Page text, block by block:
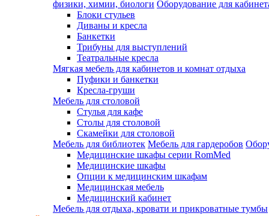
физики, химии, биологи Оборудование для
Блоки стульев
Диваны и кресла
Банкетки
Трибуны для выступлений
Театральные кресла
Мягкая мебель для кабинетов и комнат отдыха
Пуфики и банкетки
Кресла-груши
Мебель для столовой
Cтулья для кафе
Cтолы для столовой
Скамейки для столовой
Мебель для библиотек Мебель для гардеробов
Медицинские шкафы серии RomMed
Медицинские шкафы
Опции к медицинским шкафам
Медицинская мебель
Медицинский кабинет
Мебель для отдыха, кровати и прикроватные тумбы